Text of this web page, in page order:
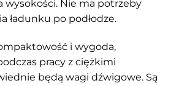
wysokości. Nie ma potrzeby
ładunku po podłodze.
i wygoda,
pracy z ciężkimi
będą wagi dźwigowe. Są